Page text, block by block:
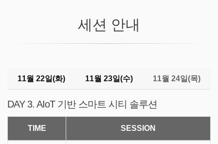
세션 안내
11월 22일(화) 11월 23일(수) 11월 24일(목)
DAY 3. AIoT 기반 스마트 시티 솔루션
TIME SESSION